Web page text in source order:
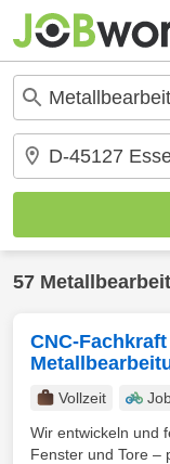
57
CNC-
Vollzeit
Wir entwickeln und
Fenster und Tore –